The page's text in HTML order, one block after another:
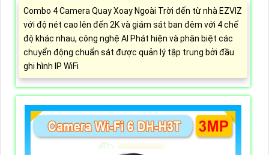
Combo 4 Camera Quay Xoay Ngoài Trời đến từ nhà EZVIZ
với độ nét cao lên đến 2K và giám sát ban đêm với 4 chế
độ khác nhau, công nghệ AI Phát hiện và phân biệt các
chuyển động chuẩn sát được quản lý tập trung bởi đầu
ghi hình IP WiFi